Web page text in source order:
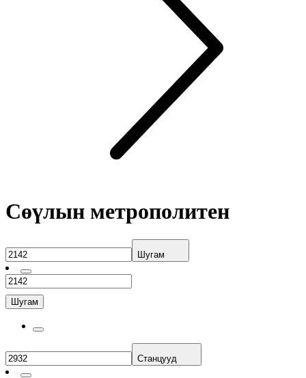
Сөүлын метрополитен
Шугам
Шугам
Станцууд